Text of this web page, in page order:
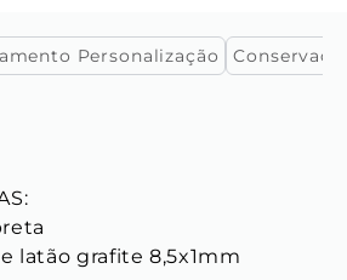
Personalização
latão grafite 8,5x1mm